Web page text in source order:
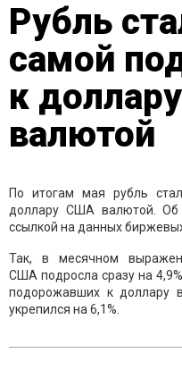
Рубль
самой
к
валютой
По итогам мая рубль
доллару США валютой.
ссылкой на данных
Так, в месячном
США подросла сразу на
подорожавших к доллару
укрепился на 6,1%.